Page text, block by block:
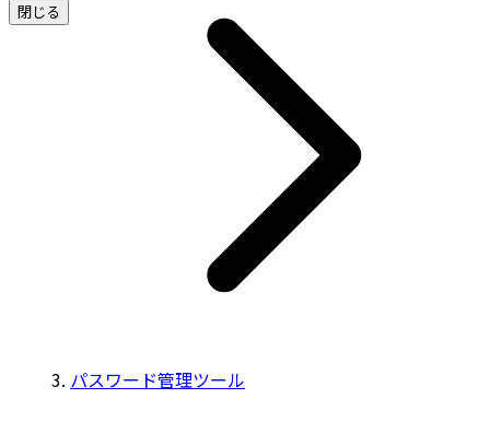
閉じる
パスワード管理ツール